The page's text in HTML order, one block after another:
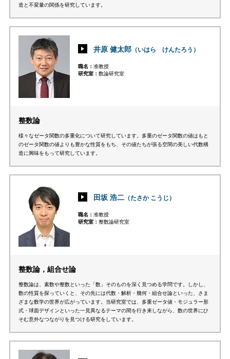
造と不変量の関係を研究しています。
井原 健太郎 （いはら けんたろう）
職名
准教授
研究室
数論研究室
整数論
様々なゼータ関数の多重化について研究しています。多重のゼータ関数の値はもと
のゼータ関数の値よりも豊かな性質をもち、その値たちが張る空間の美しい代数構
造に興味をもって研究しています。
田坂 浩二 （たさか こうじ）
職名
准教授
研究室
整数論研究室
整数論，組合せ論
整数論は、素数や整数といった「数」そのものを深く見つめる学問です。しかし、
数の性質を探っていくと、その先には代数・解析・幾何・組合せ論といった、さま
ざまな数学の世界が広がっています。当研究室では、多重ゼータ値・モジュラー形
式・球面デザインといった一見異なるテーマの間を行き来しながら、数の世界にひ
そむ意外なつながりを見つける研究をしています。